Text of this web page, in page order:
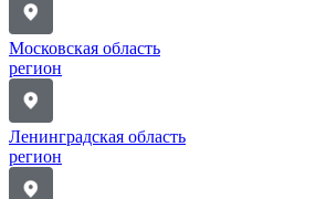
Московская область
регион
Ленинградская область
регион